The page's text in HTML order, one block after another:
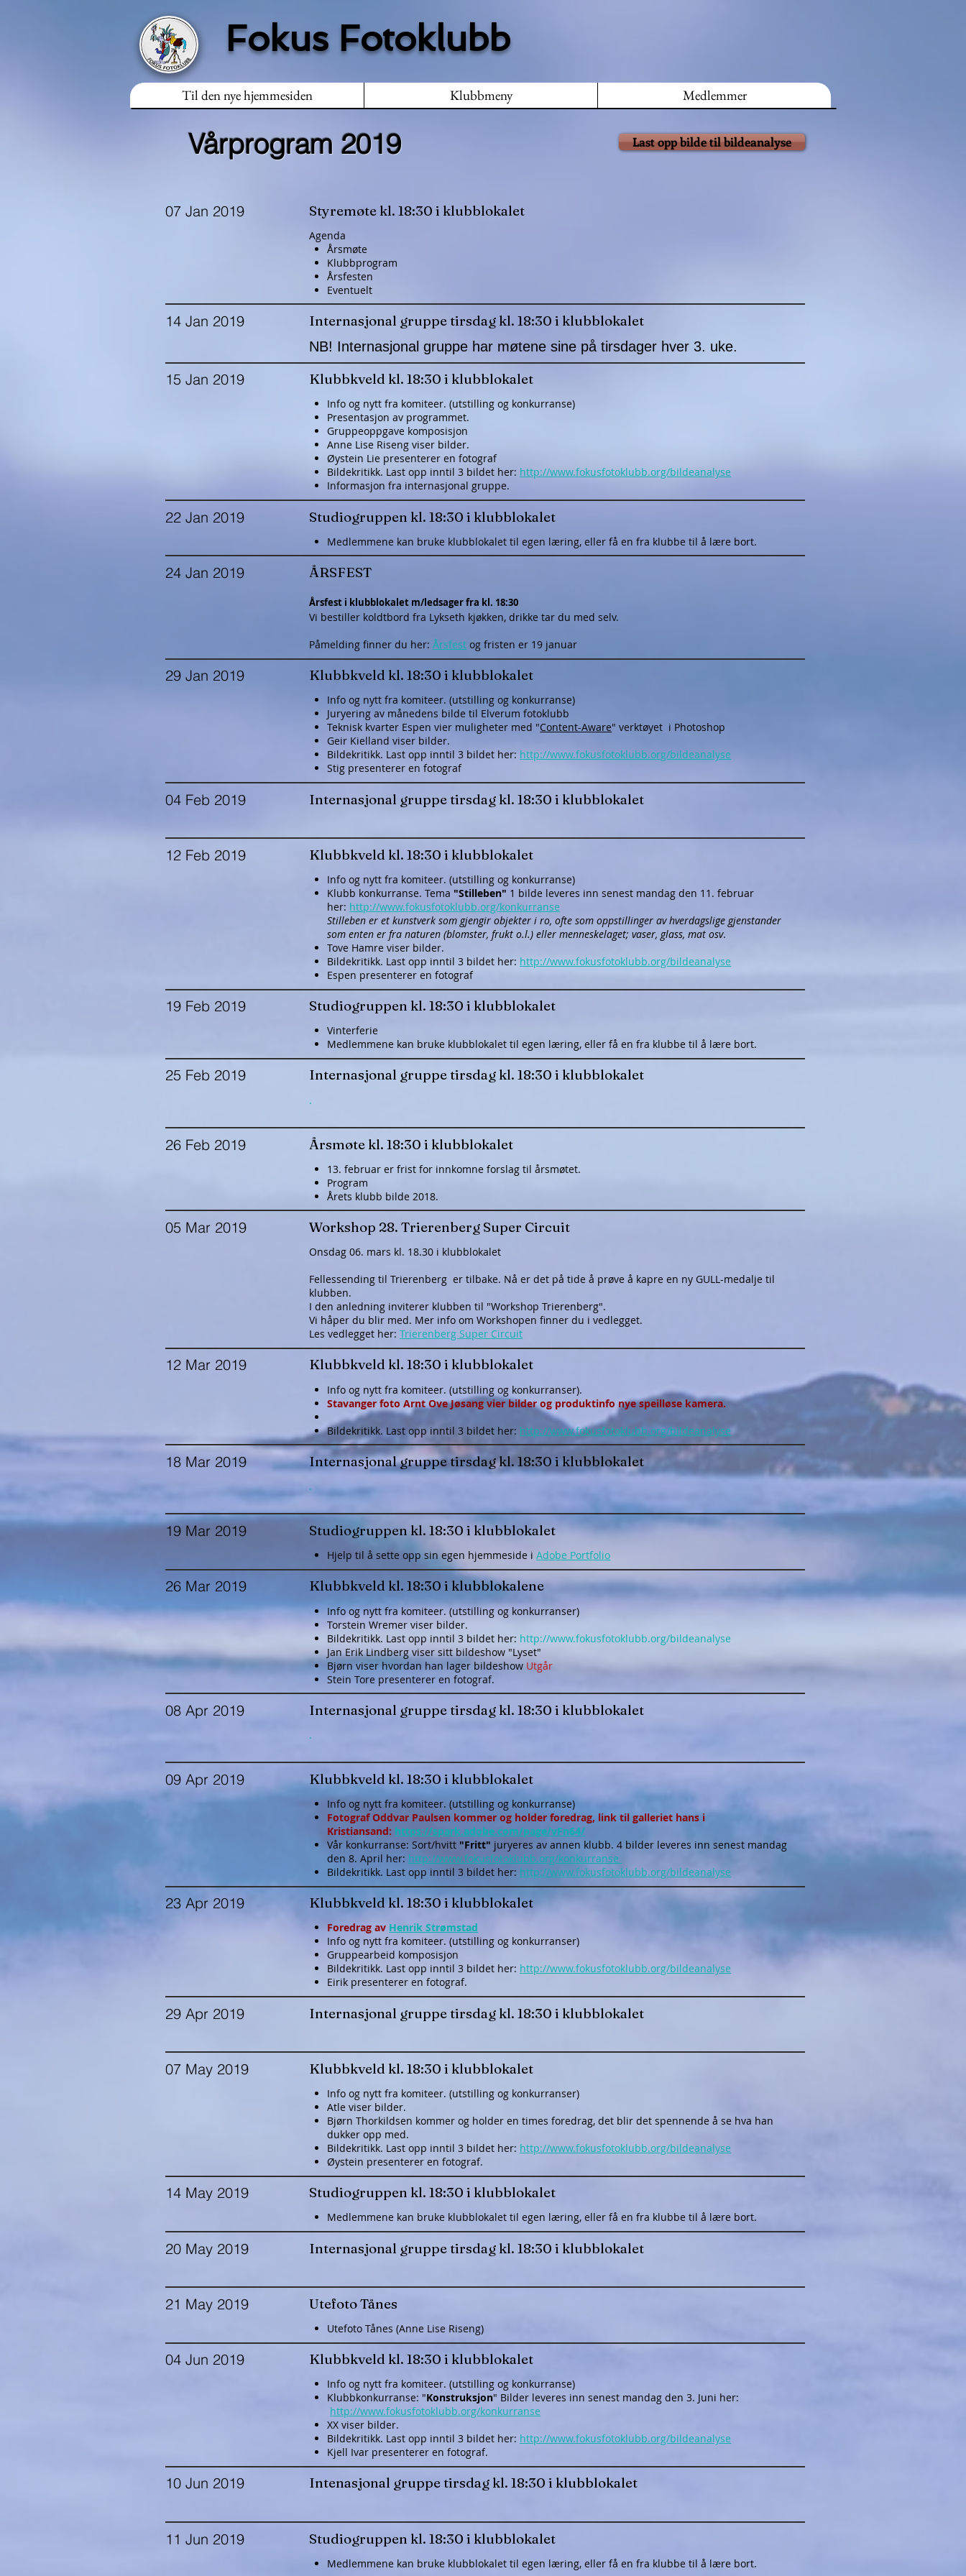
Fokus Fotoklubb
Til den nye hjemmesiden Klubbmeny Medlemmer
Vårprogram 2019 Last opp bilde til bildeanalyse
07 Jan 2019 Styremøte kl. 18:30 i klubblokalet
Agenda
Årsmøte
Klubbprogram
Årsfesten
Eventuelt
14 Jan 2019 Internasjonal gruppe tirsdag kl. 18:30 i klubblokalet
NB! Internasjonal gruppe har møtene sine på tirsdager hver 3. uke.
15 Jan 2019 Klubbkveld kl. 18:30 i klubblokalet
Info og nytt fra komiteer. (utstilling og konkurranse)
Presentasjon av programmet.
Gruppeoppgave komposisjon
Anne Lise Riseng viser bilder.
Øystein Lie presenterer en fotograf
Bildekritikk. Last opp inntil 3 bildet her: http://www.fokusfotoklubb.org/bildeanalyse
Informasjon fra internasjonal gruppe.
22 Jan 2019 Studiogruppen kl. 18:30 i klubblokalet
Medlemmene kan bruke klubblokalet til egen læring, eller få en fra klubbe til å lære bort.
24 Jan 2019 ÅRSFEST
Årsfest i klubblokalet m/ledsager fra kl. 18:30
Vi bestiller koldtbord fra Lykseth kjøkken, drikke tar du med selv.
Påmelding finner du her: Årsfest og fristen er 19 januar
29 Jan 2019 Klubbkveld kl. 18:30 i klubblokalet
Info og nytt fra komiteer. (utstilling og konkurranse)
Juryering av månedens bilde til Elverum fotoklubb
​Teknisk kvarter Espen vier muligheter med "Content-Aware" verktøyet i Photoshop
Geir Kielland viser bilder.
Bildekritikk. Last opp inntil 3 bildet her: http://www.fokusfotoklubb.org/bildeanalyse
Stig presenterer en fotograf
04 Feb 2019 Internasjonal gruppe tirsdag kl. 18:30 i klubblokalet
12 Feb 2019 Klubbkveld kl. 18:30 i klubblokalet
Info og nytt fra komiteer. (utstilling og konkurranse)
Klubb konkurranse. Tema "Stilleben" 1 bilde leveres inn senest mandag den 11. februar
her: http://www.fokusfotoklubb.org/konkurranse
Stilleben er et kunstverk som gjengir objekter i ro, ofte som oppstillinger av hverdagslige gjenstander
som enten er fra naturen (blomster, frukt o.l.) eller menneskelaget; vaser, glass, mat osv.
Tove Hamre viser bilder.
Bildekritikk. Last opp inntil 3 bildet her: http://www.fokusfotoklubb.org/bildeanalyse
Espen presenterer en fotograf
19 Feb 2019 Studiogruppen kl. 18:30 i klubblokalet
Vinterferie
​Medlemmene kan bruke klubblokalet til egen læring, eller få en fra klubbe til å lære bort.
25 Feb 2019 Internasjonal gruppe tirsdag kl. 18:30 i klubblokalet
.
26 Feb 2019 Årsmøte kl. 18:30 i klubblokalet
13. februar er frist for innkomne forslag til årsmøtet.
Program
Årets klubb bilde 2018.
05 Mar 2019 Workshop 28. Trierenberg Super Circuit
Onsdag 06. mars kl. 18.30 i klubblokalet
Fellessending til Trierenberg er tilbake. Nå er det på tide å prøve å kapre en ny GULL-medalje til
klubben.
I den anledning inviterer klubben til "Workshop Trierenberg".
Vi håper du blir med. Mer info om Workshopen finner du i vedlegget.
Les vedlegget her: Trierenberg Super Circuit
12 Mar 2019 Klubbkveld kl. 18:30 i klubblokalet
Info og nytt fra komiteer. (utstilling og konkurranser).
Stavanger foto Arnt Ove Jøsang vier bilder og produktinfo nye speilløse kamera.
Bildekritikk. Last opp inntil 3 bildet her: http://www.fokusfotoklubb.org/bildeanalyse
18 Mar 2019 Internasjonal gruppe tirsdag kl. 18:30 i klubblokalet
.
19 Mar 2019 Studiogruppen kl. 18:30 i klubblokalet
Hjelp til å sette opp sin egen hjemmeside iAdobe Portfolio
26 Mar 2019 Klubbkveld kl. 18:30 i klubblokalene
Info og nytt fra komiteer. (utstilling og konkurranser)
Torstein Wremer viser bilder.
Bildekritikk. Last opp inntil 3 bildet her: http://www.fokusfotoklubb.org/bildeanalyse
Jan Erik Lindberg viser sitt bildeshow "Lyset"
Bjørn viser hvordan han lager bildeshow Utgår
Stein Tore presenterer en fotograf.
08 Apr 2019 Internasjonal gruppe tirsdag kl. 18:30 i klubblokalet
.
09 Apr 2019 Klubbkveld kl. 18:30 i klubblokalet
Info og nytt fra komiteer. (utstilling og konkurranse)
Fotograf Oddvar Paulsen kommer og holder foredrag, link til galleriet hans i
Kristiansand: https://spark.adobe.com/page/vFn64/
Vår konkurranse: Sort/hvitt "Fritt" juryeres av annen klubb. 4 bilder leveres inn senest mandag
den 8. April her: http://www.fokusfotoklubb.org/konkurranse
Bildekritikk. Last opp inntil 3 bildet her: http://www.fokusfotoklubb.org/bildeanalyse
23 Apr 2019 Klubbkveld kl. 18:30 i klubblokalet
Foredrag av Henrik Strømstad
Info og nytt fra komiteer. (utstilling og konkurranser)
Gruppearbeid komposisjon
Bildekritikk. Last opp inntil 3 bildet her: http://www.fokusfotoklubb.org/bildeanalyse
Eirik presenterer en fotograf.
29 Apr 2019 Internasjonal gruppe tirsdag kl. 18:30 i klubblokalet
07 May 2019 Klubbkveld kl. 18:30 i klubblokalet
Info og nytt fra komiteer. (utstilling og konkurranser)
Atle viser bilder.
Bjørn Thorkildsen kommer og holder en times foredrag, det blir det spennende å se hva han
dukker opp med.
Bildekritikk. Last opp inntil 3 bildet her: http://www.fokusfotoklubb.org/bildeanalyse
Øystein presenterer en fotograf.
14 May 2019 Studiogruppen kl. 18:30 i klubblokalet
​Medlemmene kan bruke klubblokalet til egen læring, eller få en fra klubbe til å lære bort.
20 May 2019 Internasjonal gruppe tirsdag kl. 18:30 i klubblokalet
21 May 2019 Utefoto Tånes
Utefoto Tånes (Anne Lise Riseng)
04 Jun 2019 Klubbkveld kl. 18:30 i klubblokalet
​Info og nytt fra komiteer. (utstilling og konkurranse)
Klubbkonkurranse: "Konstruksjon" Bilder leveres inn senest mandag den 3. Juni her:
http://www.fokusfotoklubb.org/konkurranse
XX viser bilder.
Bildekritikk. Last opp inntil 3 bildet her: http://www.fokusfotoklubb.org/bildeanalyse
Kjell Ivar presenterer en fotograf.
10 Jun 2019 Intenasjonal gruppe tirsdag kl. 18:30 i klubblokalet
11 Jun 2019 Studiogruppen kl. 18:30 i klubblokalet
​Medlemmene kan bruke klubblokalet til egen læring, eller få en fra klubbe til å lære bort.